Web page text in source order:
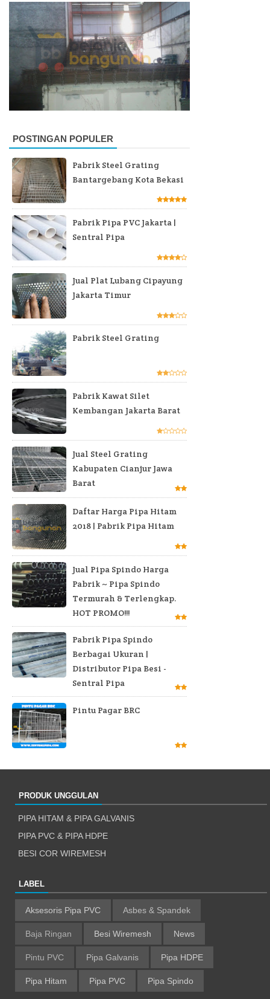
POSTINGAN POPULER
Pabrik Steel Grating
Bantargebang Kota Bekasi
Pabrik Pipa PVC Jakarta |
Sentral Pipa
Jual Plat Lubang Cipayung
Jakarta Timur
Pabrik Steel Grating
Pabrik Kawat Silet
Kembangan Jakarta Barat
Jual Steel Grating
Kabupaten Cianjur Jawa
Barat
Daftar Harga Pipa Hitam
2018 | Pabrik Pipa Hitam
Jual Pipa Spindo Harga
Pabrik ~ Pipa Spindo
Termurah & Terlengkap.
HOT PROMO!!!
Pabrik Pipa Spindo
Berbagai Ukuran |
Distributor Pipa Besi -
Sentral Pipa
Pintu Pagar BRC
PRODUK UNGGULAN
PIPA HITAM & PIPA GALVANIS
PIPA PVC & PIPA HDPE
BESI COR WIREMESH
LABEL
Aksesoris Pipa PVC Asbes & Spandek
Baja Ringan Besi Wiremesh News
Pintu PVC Pipa Galvanis Pipa HDPE
Pipa Hitam Pipa PVC Pipa Spindo